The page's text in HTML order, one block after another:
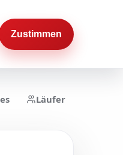
Zustimmen
Läufer